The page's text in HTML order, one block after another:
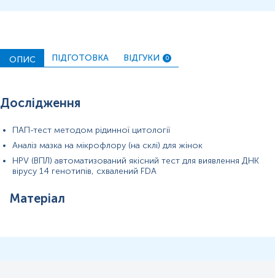
Застереження!
Примітка!
ОПИС ПІДГОТОВКА ВІДГУКИ 0
Дослідження
ПАП-тест методом рідинної цитології
Аналіз мазка на мікрофлору (на склі) для жінок
HPV (ВПЛ) автоматизований якісний тест для виявлення ДНК
вірусу 14 генотипів, схвалений FDA
Матеріал